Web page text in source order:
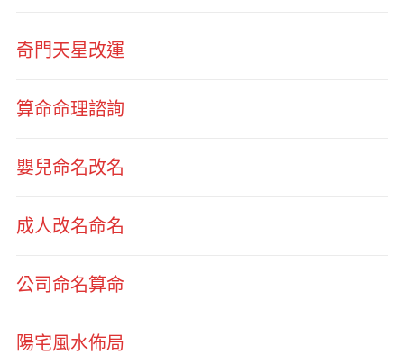
奇門天星改運
算命命理諮詢
嬰兒命名改名
成人改名命名
公司命名算命
陽宅風水佈局